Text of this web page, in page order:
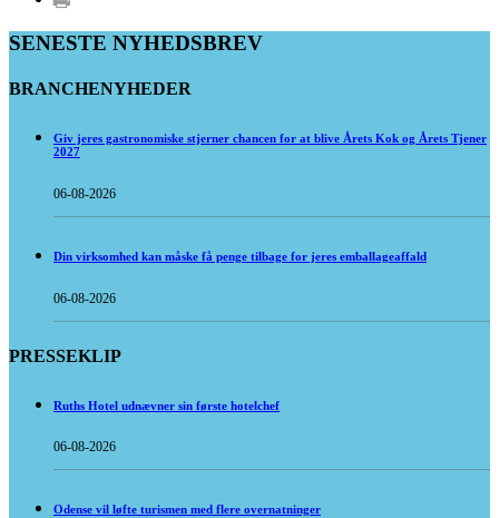
SENESTE NYHEDSBREV
BRANCHENYHEDER
Giv jeres gastronomiske stjerner chancen for at blive Årets Kok og Årets Tjener
2027
06-08-2026
Din virksomhed kan måske få penge tilbage for jeres emballageaffald
06-08-2026
PRESSEKLIP
Ruths Hotel udnævner sin første hotelchef
06-08-2026
Odense vil løfte turismen med flere overnatninger